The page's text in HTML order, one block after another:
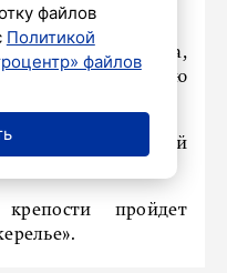
выставка,
покровителю
День армейской
пройдет
файлов
Политикой
файлов